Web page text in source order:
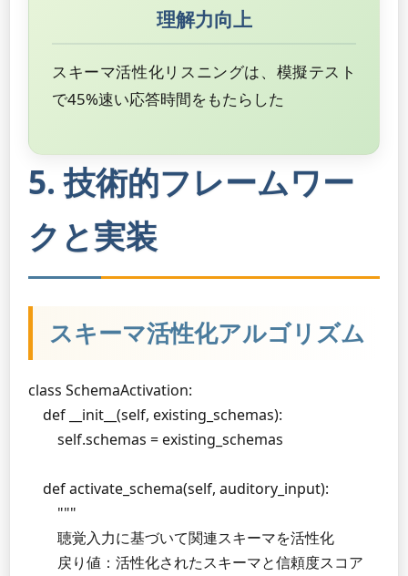
理解力向上
スキーマ活性化リスニングは、模擬テスト
で45%速い応答時間をもたらした
5. 技術的フレームワー
クと実装
スキーマ活性化アルゴリズム
class SchemaActivation:
    def __init__(self, existing_schemas):
        self.schemas = existing_schemas
    def activate_schema(self, auditory_input):
        """
        聴覚入力に基づいて関連スキーマを活性化
        戻り値：活性化されたスキーマと信頼度スコア